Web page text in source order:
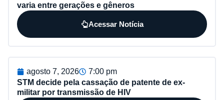
varia entre gerações e gêneros
Acessar Notícia
agosto 7, 2026
7:00 pm
STM decide pela cassação de patente de ex-
militar por transmissão de HIV